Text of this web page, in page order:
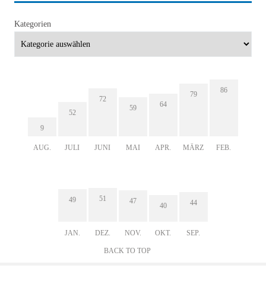
Kategorien
9
AUG.
52
JULI
72
JUNI
59
MAI
64
APR.
79
MÄRZ
86
FEB.
49
JAN.
51
DEZ.
47
NOV.
40
OKT.
44
SEP.
BACK TO TOP